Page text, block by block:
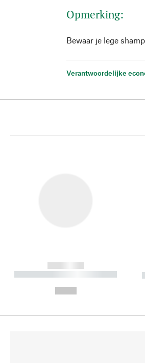
Opmerking:
Bewaar je lege
Verantwoordelijke
------------
----------- ----------- ----------